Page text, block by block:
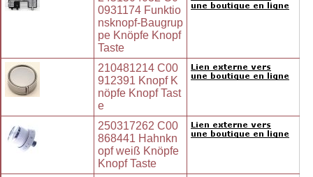
0931174 Funktio
nsknopf-Baugrup
pe Knöpfe Knopf
Taste
210481214 C00
912391 Knopf K
nöpfe Knopf Tast
e
250317262 C00
868441 Hahnkn
opf weiß Knöpfe
Knopf Taste